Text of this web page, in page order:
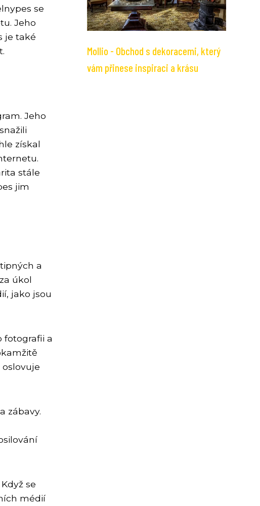
se
Jeho
je také
Jeho
získal
stále
jim
a
úkol
jako jsou
fotografii a
zábavy.
se
médií
Mollio - Obchod s dekoracemi, který
vám přinese inspiraci a krásu